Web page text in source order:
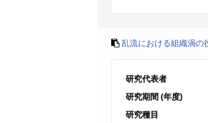
乱流における組織渦の
研究代表者
研究期間 (年度)
研究種目